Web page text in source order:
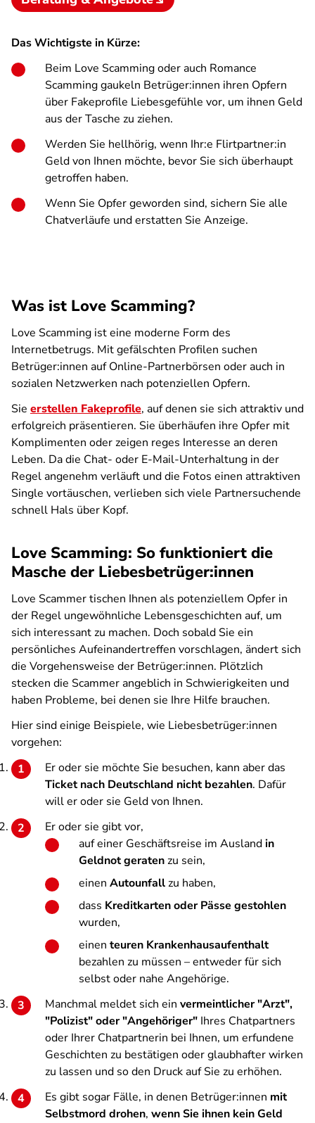
Das Wichtigste in Kürze:
Beim Love Scamming oder auch Romance
Scamming gaukeln Betrüger:innen ihren Opfern
über Fakeprofile Liebesgefühle vor, um ihnen Geld
aus der Tasche zu ziehen.
Werden Sie hellhörig, wenn Ihr:e Flirtpartner:in
Geld von Ihnen möchte, bevor Sie sich überhaupt
getroffen haben.
Wenn Sie Opfer geworden sind, sichern Sie alle
Chatverläufe und erstatten Sie Anzeige.
Was ist Love Scamming?
Love Scamming ist eine moderne Form des
Internetbetrugs. Mit gefälschten Profilen suchen
Betrüger:innen auf Online-Partnerbörsen oder auch in
sozialen Netzwerken nach potenziellen Opfern.
Sie erstellen Fakeprofile, auf denen sie sich attraktiv und
erfolgreich präsentieren. Sie überhäufen ihre Opfer mit
Komplimenten oder zeigen reges Interesse an deren
Leben. Da die Chat- oder E-Mail-Unterhaltung in der
Regel angenehm verläuft und die Fotos einen attraktiven
Single vortäuschen, verlieben sich viele Partnersuchende
schnell Hals über Kopf.
Love Scamming: So funktioniert die
Masche der Liebesbetrüger:innen
Love Scammer tischen Ihnen als potenziellem Opfer in
der Regel ungewöhnliche Lebensgeschichten auf, um
sich interessant zu machen. Doch sobald Sie ein
persönliches Aufeinandertreffen vorschlagen, ändert sich
die Vorgehensweise der Betrüger:innen. Plötzlich
stecken die Scammer angeblich in Schwierigkeiten und
haben Probleme, bei denen sie Ihre Hilfe brauchen.
Hier sind einige Beispiele, wie Liebesbetrüger:innen
vorgehen:
Er oder sie möchte Sie besuchen, kann aber das
Ticket nach Deutschland nicht bezahlen. Dafür
will er oder sie Geld von Ihnen.
Er oder sie gibt vor,
auf einer Geschäftsreise im Auslandin
Geldnot geratenzu sein,
einen Autounfallzu haben,
dass Kreditkarten oder Pässe gestohlen
wurden,
einen teuren Krankenhausaufenthalt
bezahlen zu müssen – entweder für sich
selbst oder nahe Angehörige.
Manchmal meldet sich ein vermeintlicher "Arzt",
"Polizist" oder "Angehöriger" Ihres Chatpartners
oder Ihrer Chatpartnerin bei Ihnen, um erfundene
Geschichten zu bestätigen oder glaubhafter wirken
zu lassen und so den Druck auf Sie zu erhöhen.
Es gibt sogar Fälle, in denen Betrüger:innen mit
Selbstmord drohen, wenn Sie ihnen kein Geld